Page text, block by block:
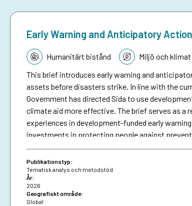
Early Warning and Anticipatory Action
Tematik:Humanitärt bistånd
Miljö och klimat
This brief introduces early warning and
assets before disasters strike. In line with the
Government has directed Sida to use
climate aid more effective. The brief serves as
experiences in development-funded early
investments in protecting people against
brief on anticipatory action.
Publikationstyp:
Tematisk analys och metodstöd
År:
2026
Geografiskt område:
Global